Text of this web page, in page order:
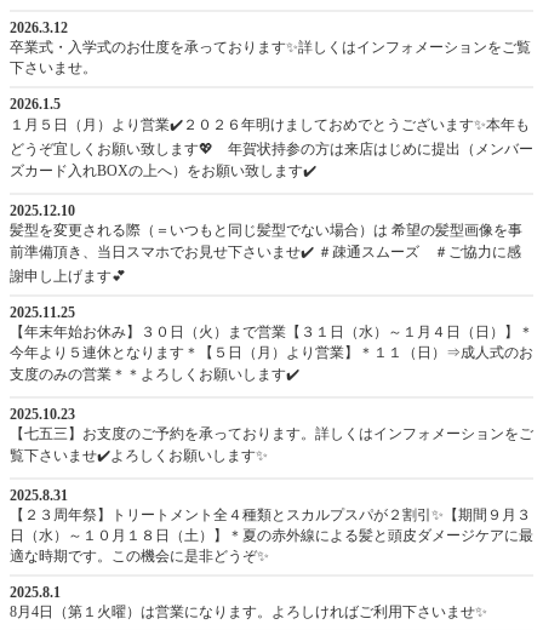
2026.3.12
卒業式・入学式のお仕度を承っております✨詳しくはインフォメーションをご覧
下さいませ。
2026.1.5
１月５日（月）より営業✔️２０２６年明けましておめでとうございます✨本年も
どうぞ宜しくお願い致します💖 年賀状持参の方は来店はじめに提出（メンバー
ズカード入れBOXの上へ）をお願い致します✔️
2025.12.10
髪型を変更される際（＝いつもと同じ髪型でない場合）は 希望の髪型画像を事
前準備頂き、当日スマホでお見せ下さいませ✔️ ＃疎通スムーズ ＃ご協力に感
謝申し上げます💕
2025.11.25
【年末年始お休み】３０日（火）まで営業【３１日（水）～１月４日（日）】＊
今年より５連休となります＊【５日（月）より営業】＊１１（日）⇒成人式のお
支度のみの営業＊＊よろしくお願いします✔️
2025.10.23
【七五三】お支度のご予約を承っております。詳しくはインフォメーションをご
覧下さいませ✔️よろしくお願いします✨
2025.8.31
【２３周年祭】トリートメント全４種類とスカルプスパが２割引✨【期間９月３
日（水）～１０月１８日（土）】＊夏の赤外線による髪と頭皮ダメージケアに最
適な時期です。この機会に是非どうぞ✨
2025.8.1
8月4日（第１火曜）は営業になります。よろしければご利用下さいませ✨